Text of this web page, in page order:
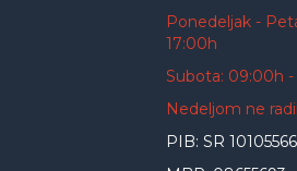
Ponedeljak -
17:00h
Subota: 09:00h -
Nedeljom ne
PIB: SR